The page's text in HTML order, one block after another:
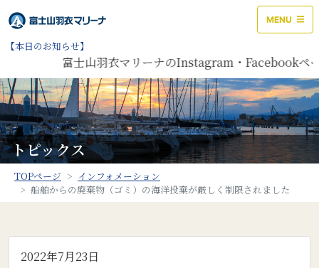
MENU
【本日のお知らせ】
富士山羽衣マリーナのInstagram・Facebookペ
トピックス
TOPページ
インフォメーション
船舶からの廃棄物（ゴミ）の海洋投棄が厳しく制限されました
2022年7月23日